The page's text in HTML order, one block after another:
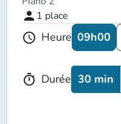
person 1 place
schedule Heure 09h00
timer Durée 30 min